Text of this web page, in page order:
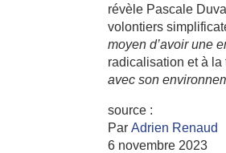
révèle Pascale
volontiers
moyen d’avoir une
radicalisation et à
avec son
source :
ParAdrien Renaud
6 novembre 2023